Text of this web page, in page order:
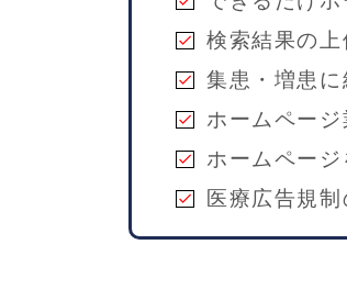
check 検索結果の
check 集患・増患
check ホームペー
check ホームペー
check 医療広告規